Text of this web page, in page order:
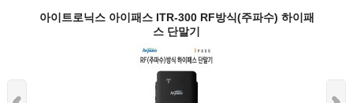
아이트로닉스 아이패스 ITR-300 RF방식(주파수) 하이패
스 단말기